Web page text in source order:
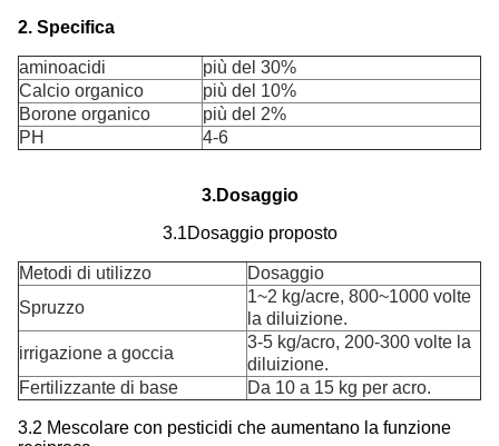
2. Specifica
aminoacidi
più del 30%
Calcio organico
più del 10%
Borone organico
più del 2%
PH
4-6
3.Dosaggio
3.1Dosaggio proposto
Metodi di utilizzo
Dosaggio
Spruzzo
1~2 kg/acre, 800~1000 volte
la diluizione.
irrigazione a goccia
3-5 kg/acro, 200-300 volte la
diluizione.
Fertilizzante di base
Da 10 a 15 kg per acro.
3.2 Mescolare con pesticidi che aumentano la funzione